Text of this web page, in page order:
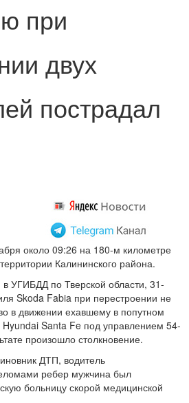
при
двух
пострадал
около 09:26 на 180-м километре
Калининского района.
УГИБДД по Тверской области, 31-
Skoda Fabia при перестроении не
в движении ехавшему в попутном
Santa Fe под управлением 54-
произошло столкновение.
ДТП, водитель
ребер мужчина был
больницу скорой медицинской